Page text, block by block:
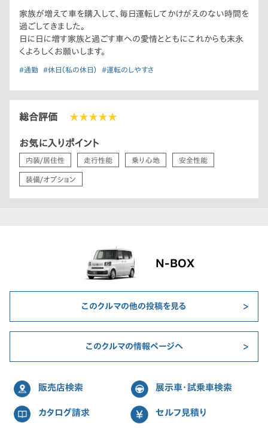
購入してから3年。公園や水族館や動物園と楽しくドライブしな
がら快適な移動時間を送れてHondaのN-BOXにして本当に良
かったです。
家族が増えて車を購入して、毎日運転してかけがえのない時間を
過ごしてきました。
日に日に増す家族と過ごす車への愛情とともにこれからも末永
くよろしくお願いします。
#通勤 #休日（私の休日） #運転のしやすさ
総合評価 ★★★★★
お気に入りポイント
内装/居住性 走行性能 乗り心地 安全性能
装備/オプション
N-BOX
このクルマの他の投稿を見る
このクルマの情報ページへ
販売店検索 展示車・試乗車検索
カタログ請求 セルフ見積り